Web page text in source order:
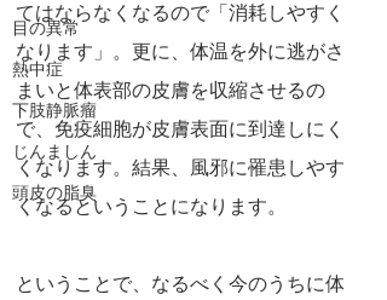
目の異常
熱中症
下肢静脈瘤
じんましん
頭皮の脂臭
てはならなくなるので「消耗しやすく
なります」。更に、体温を外に逃がさ
まいと体表部の皮膚を収縮させるの
で、免疫細胞が皮膚表面に到達しにく
くなります。結果、風邪に罹患しやす
くなるということになります。
ということで、なるべく今のうちに体